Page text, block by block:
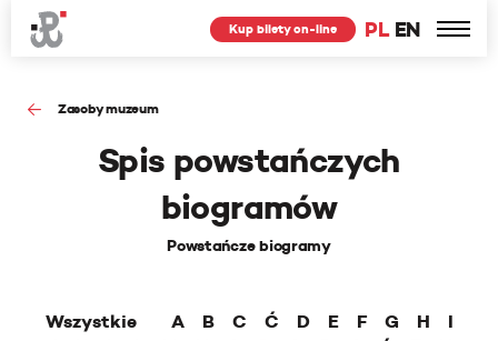
PL EN
Kup bilety on-line
Zasoby muzeum
Spis powstańczych
biogramów
Powstańcze biogramy
Wszystkie A B C Ć D E F G H
I